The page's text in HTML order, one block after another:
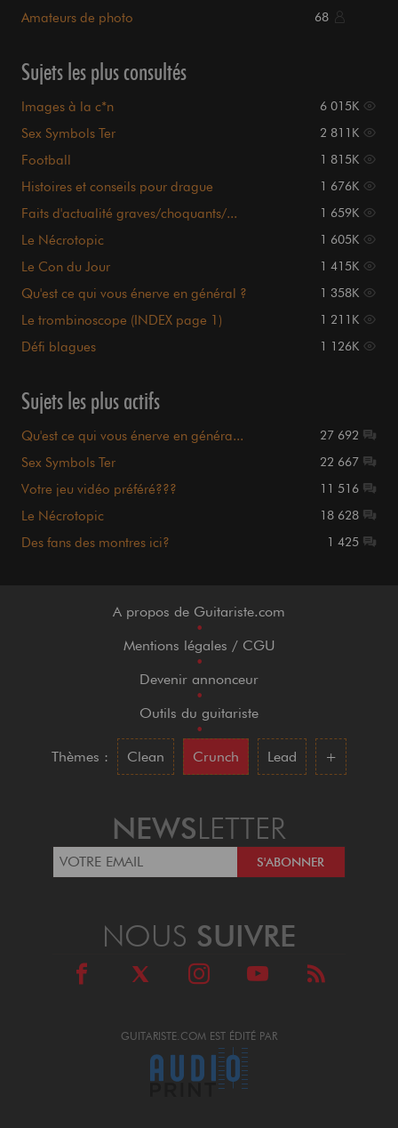
Amateurs de photo 68
Sujets les plus consultés
Images à la c*n 6 015K
Sex Symbols Ter 2 811K
Football 1 815K
Histoires et conseils pour drague 1 676K
Faits d'actualité graves/choquants/... 1 659K
Le Nécrotopic 1 605K
Le Con du Jour 1 415K
Qu'est ce qui vous énerve en général ? 1 358K
Le trombinoscope (INDEX page 1) 1 211K
Défi blagues 1 126K
Sujets les plus actifs
Qu'est ce qui vous énerve en généra... 27 692
Sex Symbols Ter 22 667
Votre jeu vidéo préféré??? 11 516
Le Nécrotopic 18 628
Des fans des montres ici? 1 425
A propos de Guitariste.com
•
Mentions légales / CGU
•
Devenir annonceur
•
Outils du guitariste
•
Thèmes :
Clean Crunch Lead +
NEWSLETTER
GUITARISTE.COM EST ÉDITÉ PAR
NOUS SUIVRE